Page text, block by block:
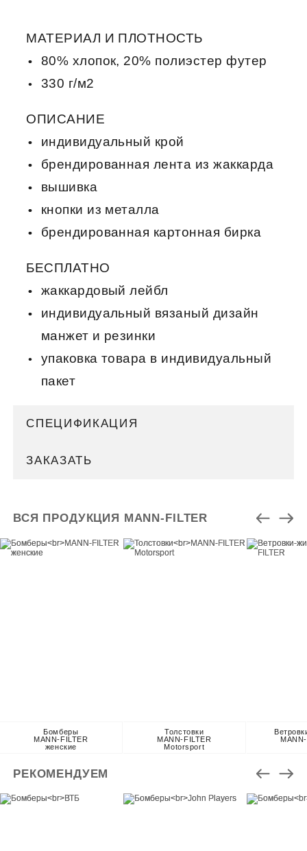
МАТЕРИАЛ И ПЛОТНОСТЬ
80% хлопок, 20% полиэстер футер
330 г/м2
ОПИСАНИЕ
индивидуальный крой
брендированная лента из жаккарда
вышивка
кнопки из металла
брендированная картонная бирка
БЕСПЛАТНО
жаккардовый лейбл
индивидуальный вязаный дизайн
манжет и резинки
упаковка товара в индивидуальный
пакет
СПЕЦИФИКАЦИЯ
ЗАКАЗАТЬ
ВСЯ ПРОДУКЦИЯ MANN-FILTER
Бомберы
MANN-FILTER
женские
Толстовки
MANN-FILTER
Motorsport
РЕКОМЕНДУЕМ